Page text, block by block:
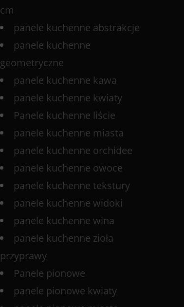
cm
panele kuchenne abstrakcje
panele kuchenne
geometryczne
panele kuchenne kawa
panele kuchenne kwiaty
Panele kuchenne liście
panele kuchenne miasta
panele kuchenne orchidee
panele kuchenne owoce
panele kuchenne tekstury
panele kuchenne widoki
panele kuchenne wina
panele kuchenne zioła
przyprawy
Panele pionowe
panele pionowe kwiaty